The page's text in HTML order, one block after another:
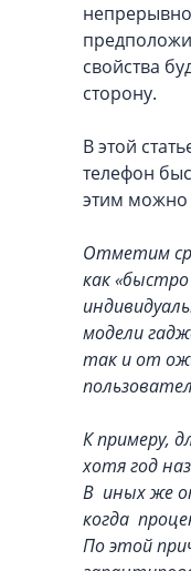
свойства
сторону.
В этой
телефон
этим можно
Отметим
как
модели
так и от
К примеру,
хотя год
В иных же
когда
По этой